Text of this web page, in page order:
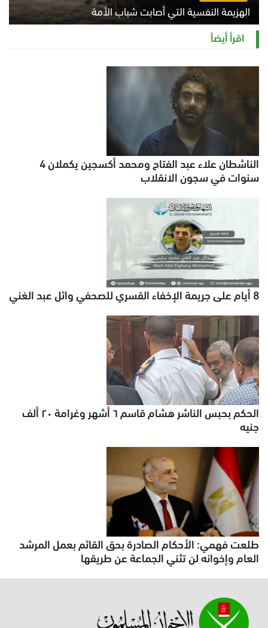
الهزيمة النفسية التي أصابت شباب الأمة
الخميس 6 أغسطس 2026 11:12 ص
اقرأ أيضاً
الناشطان علاء عبد الفتاح ومحمد أكسجين يكملان 4
سنوات في سجون الانقلاب
8 أيام على جريمة الإخفاء القسري للصحفي وائل عبد الغني
الحكم بحبس الناشر هشام قاسم ٦ أشهر وغرامة ٢٠ ألف
جنيه
طلعت فهمي: الأحكام الصادرة بحق القائم بعمل المرشد
العام وإخوانه لن تثني الجماعة عن طريقها